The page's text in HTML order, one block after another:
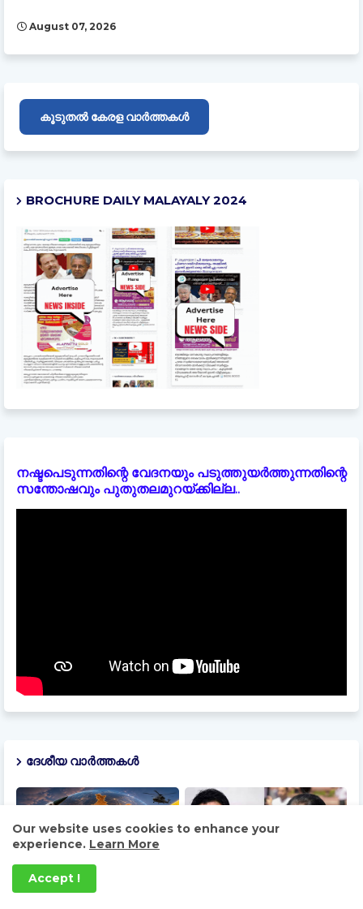
August 07, 2026
കൂടുതൽ കേരള വാർത്തകൾ
BROCHURE DAILY MALAYALY 2024
നഷ്ടപെടുന്നതിന്റെ വേദനയും പടുത്തുയർത്തുന്നതിന്റെ
സന്തോഷവും പുതുതലമുറയ്ക്കില്ല..
ദേശീയ വാർത്തകൾ
Our website uses cookies to enhance your
experience. Learn More
Accept !